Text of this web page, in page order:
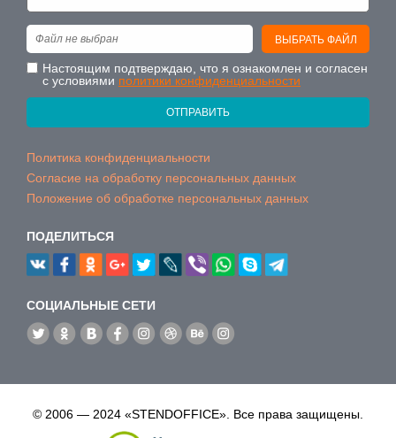
ВЫБРАТЬ ФАЙЛ
Файл не выбран
Настоящим подтверждаю, что я ознакомлен и согласен
с условиями политики конфиденциальности
ОТПРАВИТЬ
Политика конфиденциальности
Согласие на обработку персональных данных
Положение об обработке персональных данных
ПОДЕЛИТЬСЯ
CОЦИАЛЬНЫЕ СЕТИ
© 2006 — 2024 «STENDOFFICE». Все права защищены.